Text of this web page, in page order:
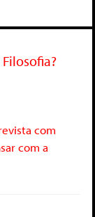
com
com a